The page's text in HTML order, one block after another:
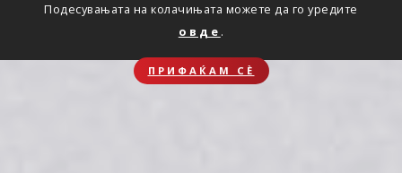
Подесувањата на колачињата можете да го уредите
овде .
ПРИФАЌАМ СЀ